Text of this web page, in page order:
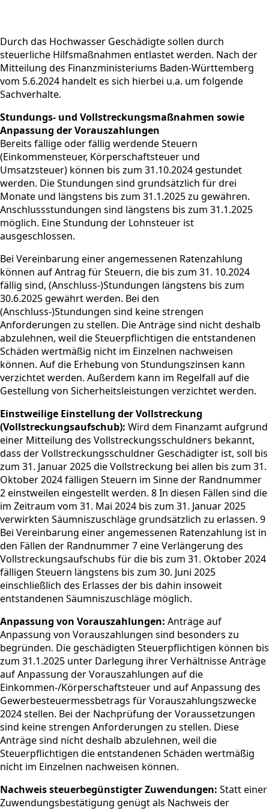
Durch das Hochwasser Geschädigte sollen durch
steuerliche Hilfsmaßnahmen entlastet werden. Nach der
Mitteilung des Finanzministeriums Baden-Württemberg
vom 5.6.2024 handelt es sich hierbei u.a. um folgende
Sachverhalte.
Stundungs- und Vollstreckungsmaßnahmen sowie
Anpassung der Vorauszahlungen
Bereits fällige oder fällig werdende Steuern
(Einkommensteuer, Körperschaftsteuer und
Umsatzsteuer) können bis zum 31.10.2024 gestundet
werden. Die Stundungen sind grundsätzlich für drei
Monate und längstens bis zum 31.1.2025 zu gewähren.
Anschlussstundungen sind längstens bis zum 31.1.2025
möglich. Eine Stundung der Lohnsteuer ist
ausgeschlossen.
Bei Vereinbarung einer angemessenen Ratenzahlung
können auf Antrag für Steuern, die bis zum 31. 10.2024
fällig sind, (Anschluss-)Stundungen längstens bis zum
30.6.2025 gewährt werden. Bei den
(Anschluss-)Stundungen sind keine strengen
Anforderungen zu stellen. Die Anträge sind nicht deshalb
abzulehnen, weil die Steuerpflichtigen die entstandenen
Schäden wertmäßig nicht im Einzelnen nachweisen
können. Auf die Erhebung von Stundungszinsen kann
verzichtet werden. Außerdem kann im Regelfall auf die
Gestellung von Sicherheitsleistungen verzichtet werden.
Einstweilige Einstellung der Vollstreckung
(Vollstreckungsaufschub): Wird dem Finanzamt aufgrund
einer Mitteilung des Vollstreckungsschuldners bekannt,
dass der Vollstreckungsschuldner Geschädigter ist, soll bis
zum 31. Januar 2025 die Vollstreckung bei allen bis zum 31.
Oktober 2024 fälligen Steuern im Sinne der Randnummer
2 einstweilen eingestellt werden. 8 In diesen Fällen sind die
im Zeitraum vom 31. Mai 2024 bis zum 31. Januar 2025
verwirkten Säumniszuschläge grundsätzlich zu erlassen. 9
Bei Vereinbarung einer angemessenen Ratenzahlung ist in
den Fällen der Randnummer 7 eine Verlängerung des
Vollstreckungsaufschubs für die bis zum 31. Oktober 2024
fälligen Steuern längstens bis zum 30. Juni 2025
einschließlich des Erlasses der bis dahin insoweit
entstandenen Säumniszuschläge möglich.
Anpassung von Vorauszahlungen: Anträge auf
Anpassung von Vorauszahlungen sind besonders zu
begründen. Die geschädigten Steuerpflichtigen können bis
zum 31.1.2025 unter Darlegung ihrer Verhältnisse Anträge
auf Anpassung der Vorauszahlungen auf die
Einkommen-/Körperschaftsteuer und auf Anpassung des
Gewerbesteuermessbetrags für Vorauszahlungszwecke
2024 stellen. Bei der Nachprüfung der Voraussetzungen
sind keine strengen Anforderungen zu stellen. Diese
Anträge sind nicht deshalb abzulehnen, weil die
Steuerpflichtigen die entstandenen Schäden wertmäßig
nicht im Einzelnen nachweisen können.
Nachweis steuerbegünstigter Zuwendungen: Statt einer
Zuwendungsbestätigung genügt als Nachweis der